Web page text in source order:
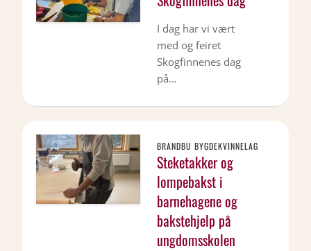
I dag har vi vært
med og feiret
Skogfinnenes dag
på…
BRANDBU BYGDEKVINNELAG
Steketakker og
lompebakst i
barnehagene og
bakstehjelp på
ungdomsskolen